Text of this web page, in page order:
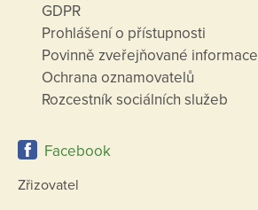
GDPR
Prohlášení o přístupnosti
Povinně zveřejňované informace
Ochrana oznamovatelů
Rozcestník sociálních služeb
Facebook
Zřizovatel